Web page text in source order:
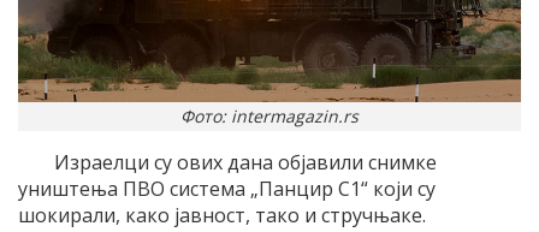
Фото: intermagazin.rs
Израелци су ових дана објавили снимке
уништења ПВО система „Панцир С1“ који су
шокирали, како јавност, тако и стручњаке.